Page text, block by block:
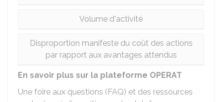
Volume d'activité
Disproportion manifeste du coût des actions
par rapport aux avantages attendus
En savoir plus sur la plateforme OPERAT
Une foire aux questions (FAQ) et des ressources